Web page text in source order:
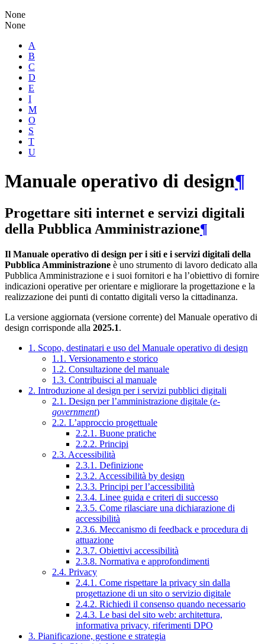
None
None
A
B
C
D
E
I
M
O
S
T
U
Manuale operativo di design¶
Progettare siti internet e servizi digitali
della Pubblica Amministrazione¶
Il Manuale operativo di design per i siti e i servizi digitali della
Pubblica Amministrazione è uno strumento di lavoro dedicato alla
Pubblica Amministrazione e i suoi fornitori e ha l’obiettivo di fornire
indicazioni operative per orientare e migliorare la progettazione e la
realizzazione dei punti di contatto digitali verso la cittadinanza.
La versione aggiornata (versione corrente) del Manuale operativo di
design corrisponde alla 2025.1.
1. Scopo, destinatari e uso del Manuale operativo di design
1.1. Versionamento e storico
1.2. Consultazione del manuale
1.3. Contribuisci al manuale
2. Introduzione al design per i servizi pubblici digitali
2.1. Design per l’amministrazione digitale (e-
government)
2.2. L’approccio progettuale
2.2.1. Buone pratiche
2.2.2. Principi
2.3. Accessibilità
2.3.1. Definizione
2.3.2. Accessibilità by design
2.3.3. Principi per l’accessibilità
2.3.4. Linee guida e criteri di successo
2.3.5. Come rilasciare una dichiarazione di
accessibilità
2.3.6. Meccanismo di feedback e procedura di
attuazione
2.3.7. Obiettivi accessibilità
2.3.8. Normativa e approfondimenti
2.4. Privacy
2.4.1. Come rispettare la privacy sin dalla
progettazione di un sito o servizio digitale
2.4.2. Richiedi il consenso quando necessario
2.4.3. Le basi del sito web: architettura,
informativa privacy, riferimenti DPO
3. Pianificazione, gestione e strategia